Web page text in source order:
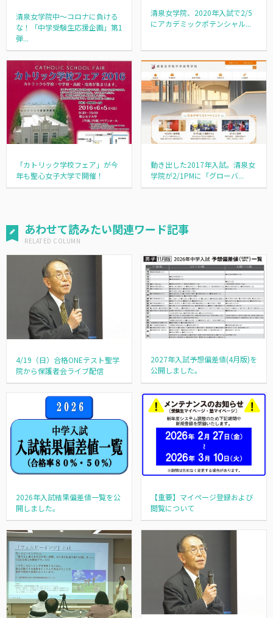
清泉女学院中～コロナに負ける
な！「中学受験生応援企画」第1
弾...
清泉女学院、2020年入試で2/5
にアカデミックポテンシャル...
「カトリック学校フェア」が今
年も聖心女子大学で開催！
動き出した2017年入試。清泉女
学院が2/1PMに「グローバ...
あわせて読みたい関連ワード記事
4/19（日）合格ONEテスト聖学
院から保護者会ライブ配信
2027年入試予想偏差値(4月版)を
公開しました。
2026年入試結果偏差値一覧を公
開しました。
【重要】マイページ登録および
閲覧について